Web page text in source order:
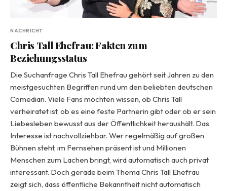
NACHRICHT
Chris Tall Ehefrau: Fakten zum
Beziehungsstatus
Die Suchanfrage Chris Tall Ehefrau gehört seit Jahren zu den
meistgesuchten Begriffen rund um den beliebten deutschen
Comedian. Viele Fans möchten wissen, ob Chris Tall
verheiratet ist, ob es eine feste Partnerin gibt oder ob er sein
Liebesleben bewusst aus der Öffentlichkeit heraushält. Das
Interesse ist nachvollziehbar. Wer regelmäßig auf großen
Bühnen steht, im Fernsehen präsent ist und Millionen
Menschen zum Lachen bringt, wird automatisch auch privat
interessant. Doch gerade beim Thema Chris Tall Ehefrau
zeigt sich, dass öffentliche Bekanntheit nicht automatisch